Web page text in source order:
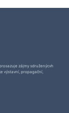
zájmy sdruženýcvh
výstavní, propagační,